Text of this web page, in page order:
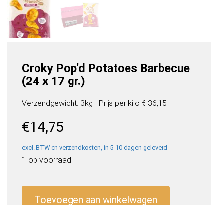
Croky Pop'd Potatoes Barbecue
(24 x 17 gr.)
Verzendgewicht: 3kg Prijs per kilo € 36,15
€14,75
excl. BTW en verzendkosten, in 5-10 dagen geleverd
1 op voorraad
Toevoegen aan winkelwagen